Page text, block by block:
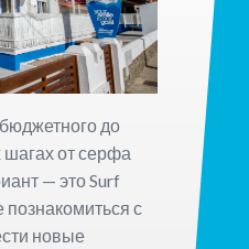
до
шагах от серфа
— это Surf
познакомиться с
новые